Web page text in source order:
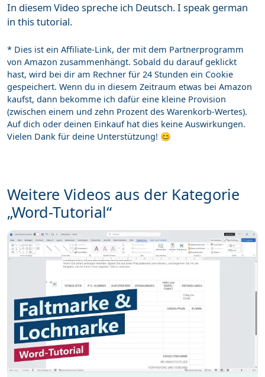
In diesem Video spreche ich Deutsch. I speak german
in this tutorial.
* Dies ist ein Affiliate-Link, der mit dem Partnerprogramm
von Amazon zusammenhängt. Sobald du darauf geklickt
hast, wird bei dir am Rechner für 24 Stunden ein Cookie
gespeichert. Wenn du in diesem Zeitraum etwas bei Amazon
kaufst, dann bekomme ich dafür eine kleine Provision
(zwischen einem und zehn Prozent des Warenkorb-Wertes).
Auf dich oder deinen Einkauf hat dies keine Auswirkungen.
Vielen Dank für deine Unterstützung! 😊
Weitere Videos aus der Kategorie
„Word-Tutorial“